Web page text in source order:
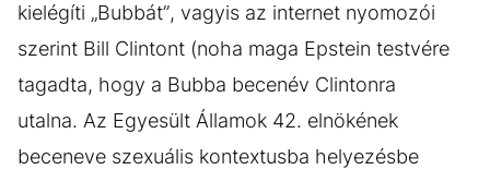
kielégíti „Bubbát”, vagyis az internet nyomozói
szerint Bill Clintont (noha maga Epstein testvére
tagadta, hogy a Bubba becenév Clintonra
utalna. Az Egyesült Államok 42. elnökének
beceneve szexuális kontextusba helyezésbe